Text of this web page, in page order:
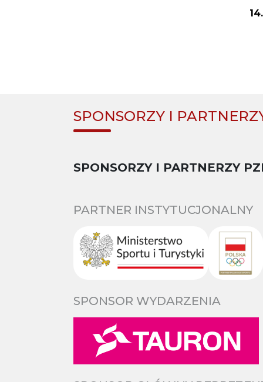
SPONSORZY I
SPONSORZY I PARTNERZY
PARTNER INSTYTUCJONALNY
SPONSOR WYDARZENIA